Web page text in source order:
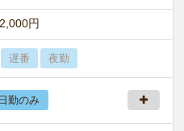
円
遅番 夜勤
日勤のみ